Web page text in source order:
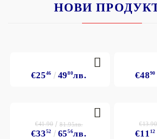
НОВИ
€2546 4980лв. €4890
€3352 6556лв.
€41.90 81.95лв.
€11 12
€13.90